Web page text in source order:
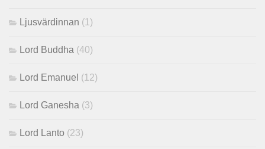
Ljusvärdinnan (1)
Lord Buddha (40)
Lord Emanuel (12)
Lord Ganesha (3)
Lord Lanto (23)